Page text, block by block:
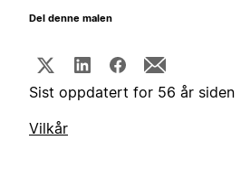
Del denne malen
Sist oppdatert for 56 år siden
Vilkår